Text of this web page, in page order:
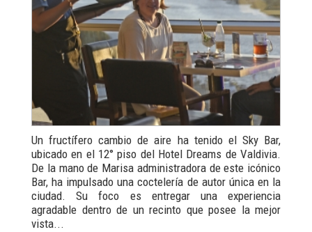
Un fructífero cambio de aire ha tenido el Sky Bar,
ubicado en el 12° piso del Hotel Dreams de Valdivia.
De la mano de Marisa administradora de este icónico
Bar, ha impulsado una coctelería de autor única en la
ciudad. Su foco es entregar una experiencia
agradable dentro de un recinto que posee la mejor
vista...